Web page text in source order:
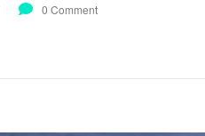
0 Comment